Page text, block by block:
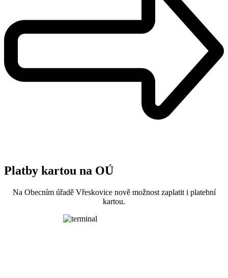
Platby kartou na OÚ
Na Obecním úřadě Vřeskovice nově možnost zaplatit i platební
kartou.